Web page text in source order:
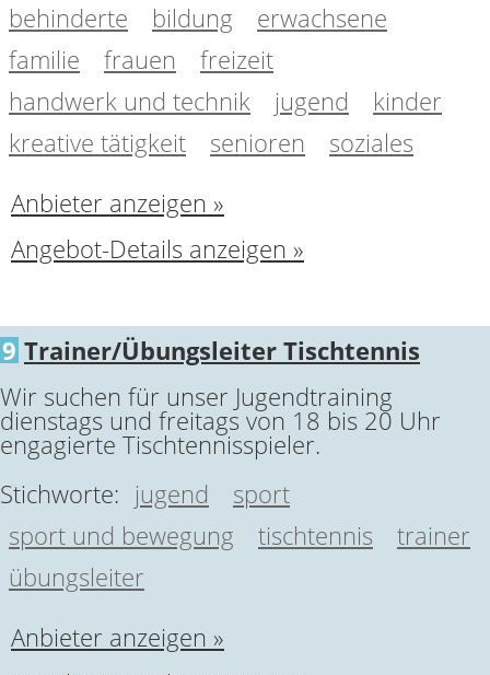
behinderte bildung
erwachsene
familie
frauen
freizeit
handwerk und technik
jugend
kinder
kreative tätigkeit
senioren
soziales
Anbieter anzeigen »
Angebot-Details anzeigen »
9 Trainer/Übungsleiter Tischtennis
Wir suchen für unser Jugendtraining
dienstags und freitags von 18 bis 20 Uhr
engagierte Tischtennisspieler.
Stichworte: jugend
sport
sport und bewegung
tischtennis
trainer
übungsleiter
Anbieter anzeigen »